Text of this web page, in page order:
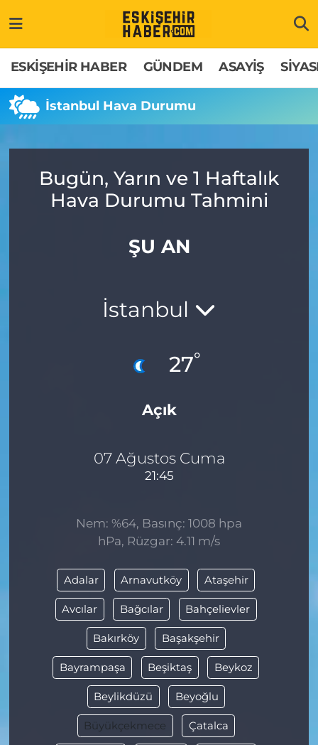
ESKİŞEHİR HABER GÜNDEM ASAYİŞ
İstanbul Hava Durumu
Bugün, Yarın ve 1 Haftalık
Hava Durumu Tahmini
ŞU AN
İstanbul
27°
Açık
07 Ağustos Cuma
21:45
Nem: %64, Basınç: 1008 hpa
hPa, Rüzgar: 4.11 m/s
Adalar Arnavutköy Ataşehir
Avcılar Bağcılar Bahçelievler
Bakırköy Başakşehir
Bayrampaşa Beşiktaş Beykoz
Beylikdüzü Beyoğlu
Büyükçekmece Çatalca
GÜNDEM
ASAYİŞ
EKONOMİ
Hakkımızda
İletişim
Odunpazarı Trafik Yoğunluk Haritası
Süper Lig Puan Durumu ve Fikstür
Son Dakika Haberleri